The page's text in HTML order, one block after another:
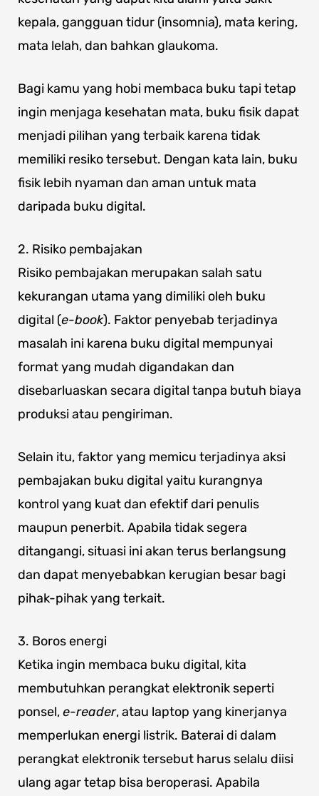
kepala, gangguan tidur (insomnia), mata kering,
mata lelah, dan bahkan glaukoma.
Bagi kamu yang hobi membaca buku tapi tetap
ingin menjaga kesehatan mata, buku fisik dapat
menjadi pilihan yang terbaik karena tidak
memiliki resiko tersebut. Dengan kata lain, buku
fisik lebih nyaman dan aman untuk mata
daripada buku digital.
2. Risiko pembajakan
Risiko pembajakan merupakan salah satu
kekurangan utama yang dimiliki oleh buku
digital (e-book). Faktor penyebab terjadinya
masalah ini karena buku digital mempunyai
format yang mudah digandakan dan
disebarluaskan secara digital tanpa butuh biaya
produksi atau pengiriman.
Selain itu, faktor yang memicu terjadinya aksi
pembajakan buku digital yaitu kurangnya
kontrol yang kuat dan efektif dari penulis
maupun penerbit. Apabila tidak segera
ditangangi, situasi ini akan terus berlangsung
dan dapat menyebabkan kerugian besar bagi
pihak-pihak yang terkait.
3. Boros energi
Ketika ingin membaca buku digital, kita
membutuhkan perangkat elektronik seperti
ponsel,e-reader, atau laptop yang kinerjanya
memperlukan energi listrik. Baterai di dalam
perangkat elektronik tersebut harus selalu diisi
ulang agar tetap bisa beroperasi. Apabila